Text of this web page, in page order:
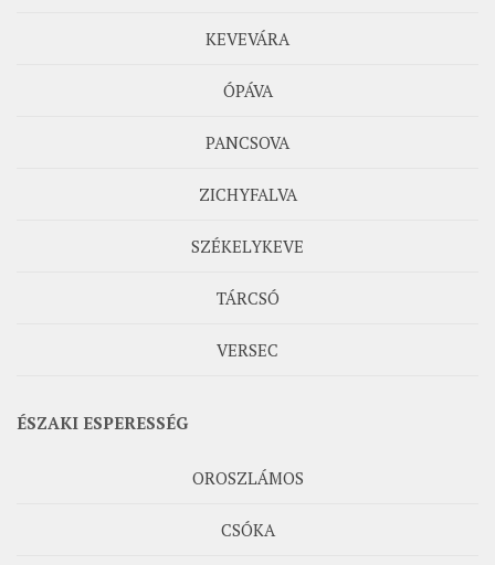
KEVEVÁRA
ÓPÁVA
PANCSOVA
ZICHYFALVA
SZÉKELYKEVE
TÁRCSÓ
VERSEC
ÉSZAKI ESPERESSÉG
OROSZLÁMOS
CSÓKA